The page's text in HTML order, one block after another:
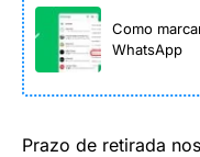
Como
WhatsApp
Prazo de retirada